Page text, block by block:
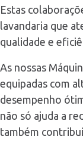
Estas
lavandaria que
qualidade e
As nossas
equipadas com
desempenho
não só ajuda a
também